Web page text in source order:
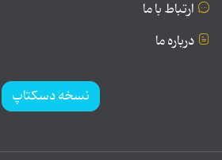
ارتباط با ما
درباره ما
نسخه دسکتاپ